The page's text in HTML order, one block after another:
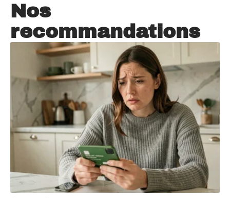
Nos
recommandations